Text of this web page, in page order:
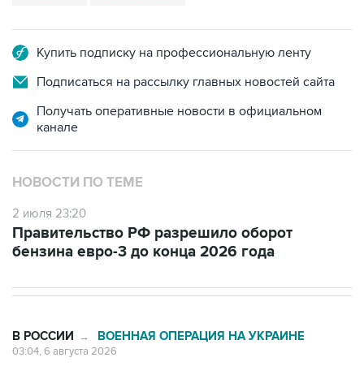
Купить подписку на профессиональную ленту
Подписаться на рассылку главных новостей сайта
Получать оперативные новости в официальном
канале
НОВОСТИ ПО ТЕМЕ
2 июля 23:20
Правительство РФ разрешило оборот
бензина евро-3 до конца 2026 года
В РОССИИ → ВОЕННАЯ ОПЕРАЦИЯ НА УКРАИНЕ
03:04, 6 августа 2026